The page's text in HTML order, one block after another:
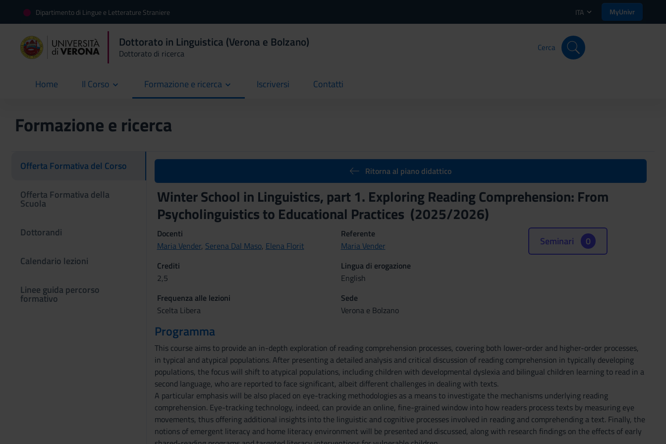
Dipartimento di Lingue e Letterature Straniere ITA MyUnivr
Dottorato in Linguistica (Verona e Bolzano)
Dottorato di ricerca
Cerca
Home
current Il Corso Formazione e ricerca Iscriversi
current Contatti
current
Formazione e ricerca
Offerta Formativa del Corso
Offerta Formativa della
Scuola
Dottorandi
Calendario lezioni
Linee guida percorso
formativo
Ritorna al piano didattico
Winter School in Linguistics, part 1. Exploring Reading Comprehension: From
Psycholinguistics to Educational Practices (2025/2026)
Docenti
Maria Vender, Serena Dal Maso, Elena Florit
Referente
Maria Vender
Crediti
2,5
Lingua di erogazione
English
Frequenza alle lezioni
Scelta Libera
Sede
Verona e Bolzano
Seminari 0
Programma
This course aims to provide an in-depth exploration of reading comprehension processes, covering both lower-order and higher-order processes,
in typical and atypical populations. After presenting a detailed analysis and critical discussion of reading comprehension in typically developing
populations, the focus will shift to atypical populations, including children with developmental dyslexia and bilingual children learning to read in a
second language, who are reported to face significant, albeit different challenges in dealing with texts.
A particular emphasis will be also placed on eye-tracking methodologies as a means to investigate the mechanisms underlying reading
comprehension. Eye-tracking technology, indeed, can provide an online, fine-grained window into how readers process texts by measuring eye
movements, thus offering additional insights into the linguistic and cognitive processes involved in reading and comprehending a text. Finally, the
notions of emergent literacy and home literacy environment will be presented and discussed, along with research findings on the effects of early